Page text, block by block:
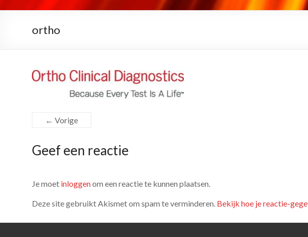
ortho
← Vorige
Geef een reactie
Je moet inloggenom een reactie te kunnen plaatsen.
Deze site gebruikt Akismet om spam te verminderen. Bekijk hoe je reactie-